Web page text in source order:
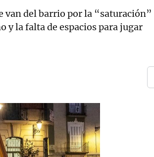
van del barrio por la
y la falta de espacios para jugar